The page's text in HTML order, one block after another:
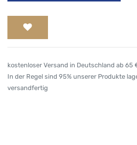
kostenloser Versand in Deutschland ab 65
In der Regel sind 95% unserer Produkte
versandfertig